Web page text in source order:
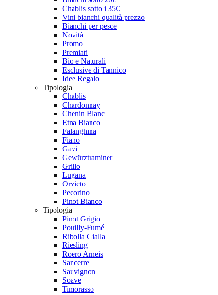
Chablis sotto i 35€
Vini bianchi qualità prezzo
Bianchi per pesce
Novità
Promo
Premiati
Bio e Naturali
Esclusive di Tannico
Idee Regalo
Tipologia
Chablis
Chardonnay
Chenin Blanc
Etna Bianco
Falanghina
Fiano
Gavi
Gewürztraminer
Grillo
Lugana
Orvieto
Pecorino
Pinot Bianco
Tipologia
Pinot Grigio
Pouilly-Fumé
Ribolla Gialla
Riesling
Roero Arneis
Sancerre
Sauvignon
Soave
Timorasso